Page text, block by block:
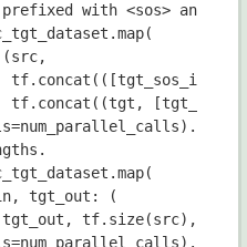
with <sos> and a
.map(
(src,
tf. concat (([tgt_sos_id
tf. concat ((tgt , [
=num_parallel_calls) .
.map(
, tgt_out :
(
tgt_out , tf. size(src),
=num_parallel_calls) .